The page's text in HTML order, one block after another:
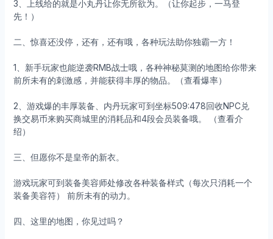
3、上线给的就是小丸丹让你无所欲为。（让你起步，一马登
先！）
二、惊喜还没停，还有，还有哦，各种玩法助你独霸一方！
1、新手玩家也能逆袭RMB战士哦，各种神秘莫测的地图给你带来
前所未有的刺激感，并能获得丰厚的物品。（查看爆率）
2、游戏爆的丰厚装备、内丹玩家可到坐标509:478回收NPC兑
换交易币来购买商城里的消耗品和4段会员装备哦。 （查看介
绍）
三、但愿你不是皇帝的新衣。
游戏玩家可到装备美容师处修改各种装备样式（每次只消耗一个
装备美容符） 前所未有的动力。
四、这里的地图，你见过吗？